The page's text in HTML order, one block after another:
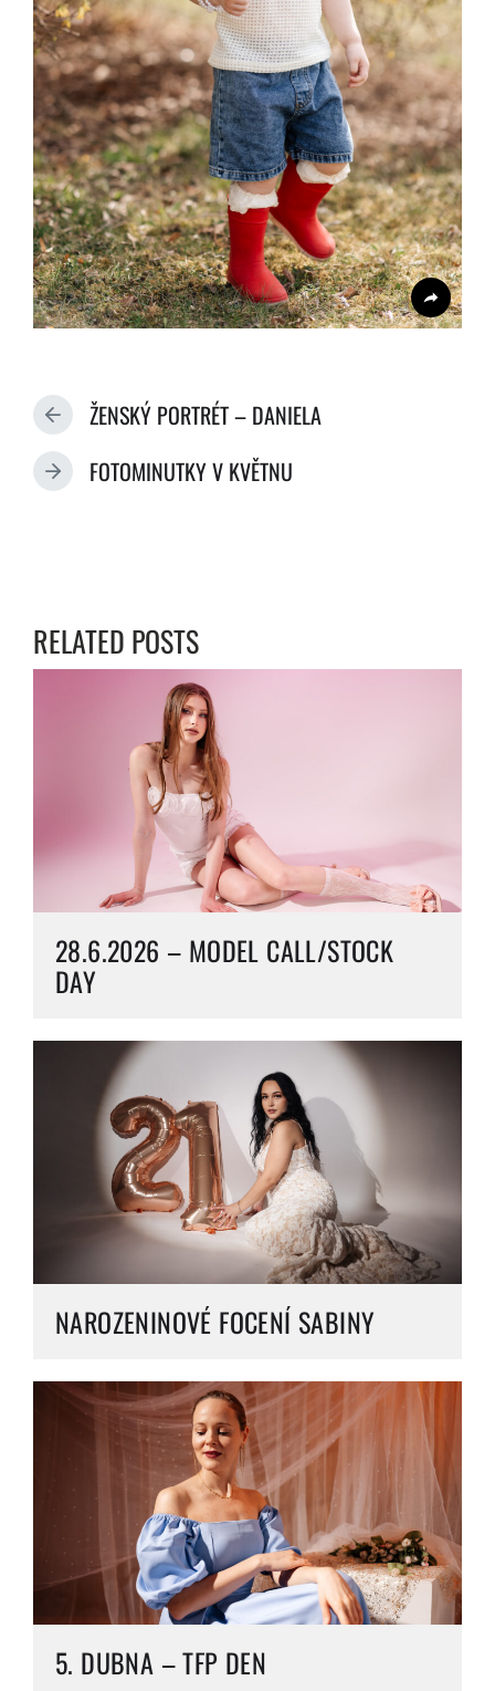
P
R
E
P
O
ŽENSKÝ PORTRÉT – DANIELA
N
S
T
FOTOMINUTKY V KVĚTNU
RELATED POSTS
28.6.2026 – MODEL CALL/STOCK
DAY
NAROZENINOVÉ FOCENÍ SABINY
5. DUBNA – TFP DEN